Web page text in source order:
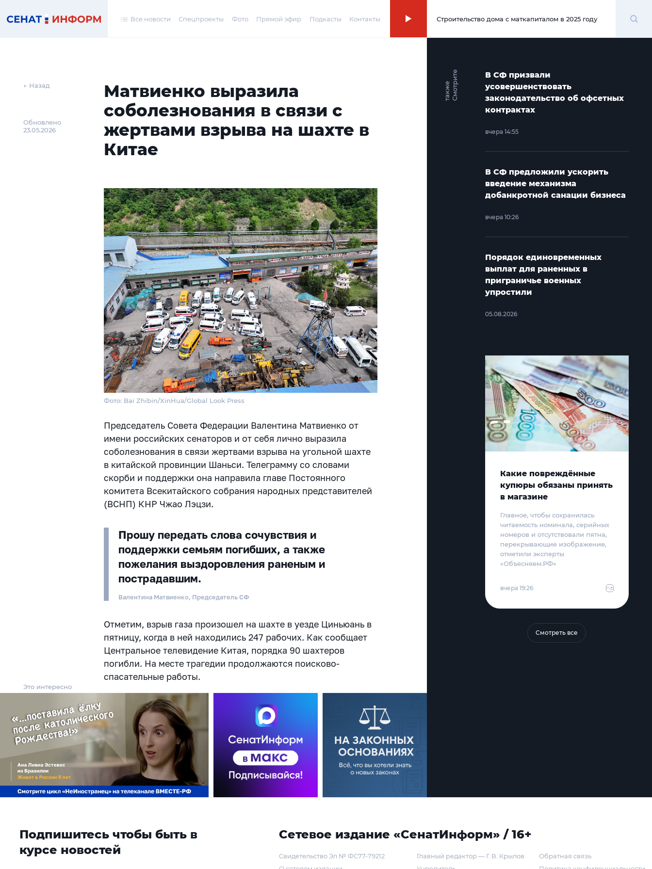
Все новости Спецпроекты Фото Прямой эфир Подкасты Контакты 00:00
Строительство дома с маткапиталом в 2025 году
← Назад
Обновлено
23.05.2026
Матвиенко выразила
соболезнования в связи с
жертвами взрыва на шахте в
Китае
Фото: Bai Zhibin/XinHua/Global Look Press
Председатель Совета Федерации Валентина Матвиенко от
имени российских сенаторов и от себя лично выразила
соболезнования в связи жертвами взрыва на угольной шахте
в китайской провинции Шаньси. Телеграмму со словами
скорби и поддержки она направила главе Постоянного
комитета Всекитайского собрания народных представителей
(ВСНП) КНР Чжао Лэцзи.
Прошу передать слова сочувствия и
поддержки семьям погибших, а также
пожелания выздоровления раненым и
пострадавшим.
Валентина Матвиенко, Председатель СФ
Отметим, взрыв газа произошел на шахте в уезде Циньюань в
пятницу, когда в ней находились 247 рабочих. Как сообщает
Центральное телевидение Китая, порядка 90 шахтеров
погибли. На месте трагедии продолжаются поисково-
спасательные работы.
Это интересно
С
м
о
т
р и
т
е
т
а
к
ж
е
В СФ призвали
усовершенствовать
законодательство об офсетных
контрактах
вчера 14:55
В СФ предложили ускорить
введение механизма
добанкротной санации бизнеса
вчера 10:26
Порядок единовременных
выплат для раненных в
приграничье военных
упростили
05.08.2026
Какие повреждённые
купюры обязаны принять
в магазине
Главное, чтобы сохранилась
читаемость номинала, серийных
номеров и отсутствовали пятна,
перекрывающие изображение,
отметили эксперты
«Объясняем.РФ»
вчера 19:26
Смотреть все
Подпишитесь чтобы быть в
курсе новостей
Сетевое издание «СенатИнформ» / 16+
Свидетельство Эл № ФС77-79212
Главный редактор — Г. В. Крылов
Обратная связь